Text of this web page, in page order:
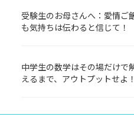
受験生のお母さんへ：愛情ご
も気持ちは伝わると信じて！
中学生の数学はその場だけで
えるまで、アウトプットせよ